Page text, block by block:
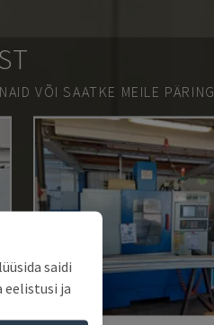
VÕI SAATKE MEILE PÄRING.
saidi
eelistusi ja